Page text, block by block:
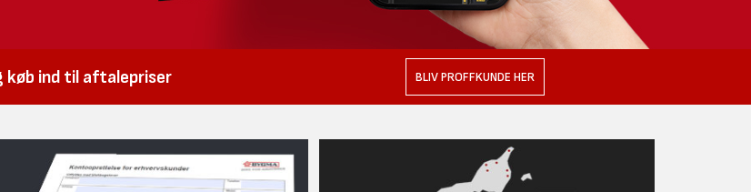
køb ind til aftalepriser BLIV PROFFKUNDE HER